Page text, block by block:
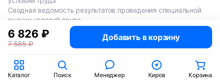
6 826 ₽
7 585 ₽
Добавить в корзину
Сводная ведомость результатов проведения специальной
оценки условий труда
Сводная ведомость результатов проведения специальной
оценки условий труда 2024
Сводная ведомость результатов проведения специальной
оценки условий труда 2025
Каталог Поиск Менеджер Киров Корзина